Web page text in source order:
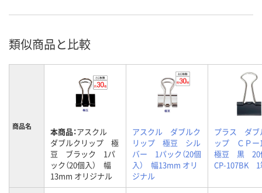
類似商品と比較
商品名 本商品：アスクル
ダブルクリップ 極
豆 ブラック 1パ
ック（20個入） 幅
13mm オリジナル
アスクル ダブルク
リップ 極豆 シル
バー 1パック（20個
入） 幅13mm オリ
ジナル
プラス ダブ
ップ ＣＰ
極豆 黒
CP-107BK 1